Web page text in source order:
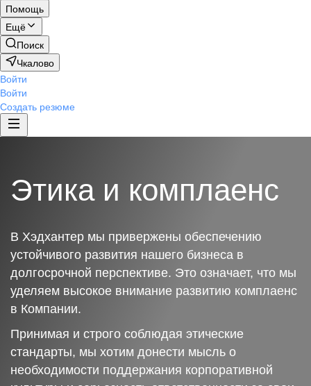
Помощь
Ещё
Поиск
Чкалово
Войти
Войти
Создать резюме
Этика и комплаенс
В Хэдхантер мы привержены обеспечению
устойчивого развития нашего бизнеса в
долгосрочной перспективе. Это означает, что мы
уделяем высокое внимание развитию комплаенс
в Компании.
Принимая и строго соблюдая этические
стандарты, мы хотим донести мысль о
необходимости поддержания корпоративной